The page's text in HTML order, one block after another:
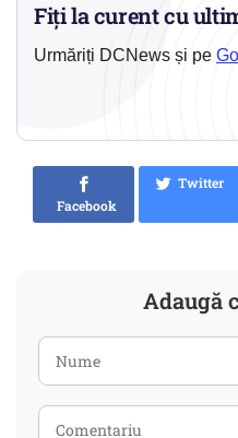
Fiți la curent cu
Urmăriți DCNews și pe
Facebook
Twitter
Adaugă